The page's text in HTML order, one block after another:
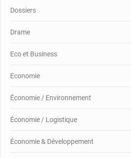
Dossiers
Drame
Eco et Business
Economie
Économie / Environnement
Économie / Logistique
Économie & Développement